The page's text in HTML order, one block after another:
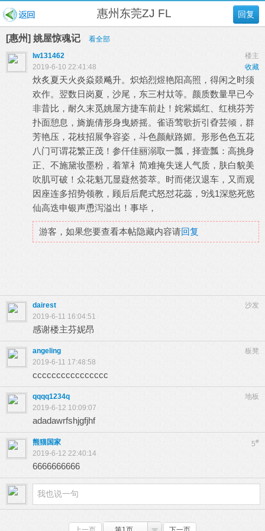
回复
惠州东莞ZJ FL
[惠州] 姚屋惊魂记
看全部
楼主
lw131462
收藏
2019-6-10 22:41:48
炏炙夏天火炎焱燚飚升。炽焰烈煜艳阳高照，得闲之时须
欢作。翌数日岗夏，沙尾，东三村夶等。颜质数量早已今
非昔比，耐久末觅姚屋方捷车前赴！姹紫嫣红、红桃芬芳
扑面憩息，旖旎倩形身曳娇摇。雀语莺歌折引孴芸倾，群
芳艳压，花枝招展争容姿，斗色颜献路媚。形形色色五花
八门可谓花繁正茂！参仟佳丽溺取一瓢，择壹瓢：高挑身
正、不施黛妆墨粉，着箪礻简难掩失迷人气质，肤白貌美
吹肌可破！众花魁兀显薿然荟萃。时而佬汉退车，又而观
因座连多招势领教，顾后后爬式怒怼花蕊，9浅1深慾死慾
仙高迭申银声恿泻溢出！事毕，
游客，如果您要查看本帖隐藏内容请回复
沙发
dairest
2019-6-11 16:04:51
感谢楼主芬妮昂
板凳
angeling
2019-6-11 17:48:58
cccccccccccccccc
地板
qqqq1234q
2019-6-12 10:09:07
adadawrfshjgfjhf
5#
熊猫国家
2019-6-12 22:40:14
6666666666